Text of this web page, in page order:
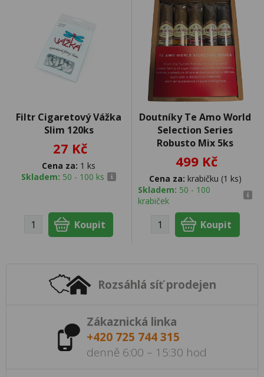
Filtr Cigaretový Vážka
Slim 120ks
27 Kč
Cena za: 1 ks
Skladem: 50 - 100 ks
Doutníky Te Amo World
Selection Series
Robusto Mix 5ks
499 Kč
Cena za: krabičku (1 ks)
Skladem: 50 - 100
krabiček
Rozsáhlá síť prodejen
Zákaznická linka
+420 725 744 315
denně 6:00 – 15:30 hod